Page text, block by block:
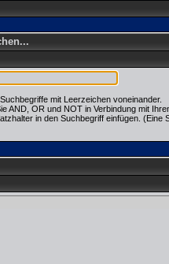
mit Leerzeichen voneinander.
AND, OR und NOT in Verbindung mit
in den Suchbegriff einfügen. (Eine